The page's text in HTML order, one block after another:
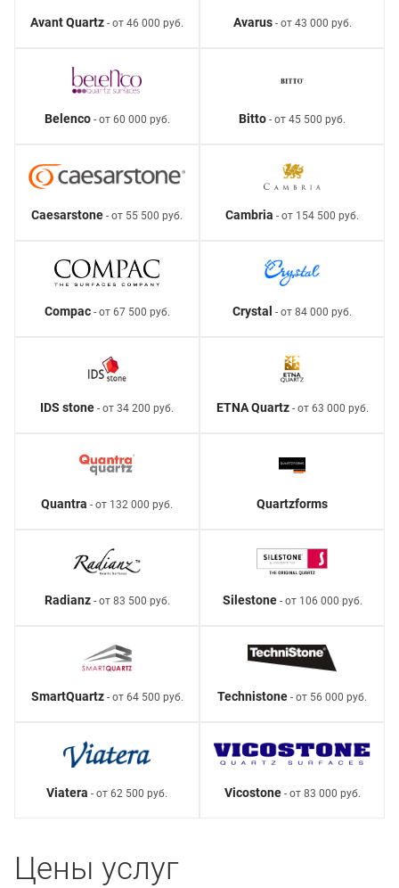
Avant Quartz - от 46 000 руб. Avarus- от 43 000 руб.
Belenco- от 60 000 руб. Bitto - от 45 500 руб.
Caesarstone - от 55 500 руб. Cambria - от 154 500 руб.
Compac- от 67 500 руб. Crystal - от 84 000 руб.
IDS stone - от 34 200 руб. ETNA Quartz- от 63 000 руб.
Quantra - от 132 000 руб. Quartzforms
Radianz- от 83 500 руб. Silestone- от 106 000 руб.
SmartQuartz- от 64 500 руб. Technistone - от 56 000 руб.
Viatera - от 62 500 руб. Vicostone- от 83 000 руб.
Цены услуг